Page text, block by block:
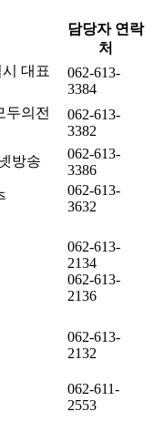
담당자 연락
처
대표
062-613-
3384
두의전
062-613-
3382
방송
062-613-
3386
062-613-
3632
062-613-
2134
062-613-
2136
062-613-
2132
062-611-
2553